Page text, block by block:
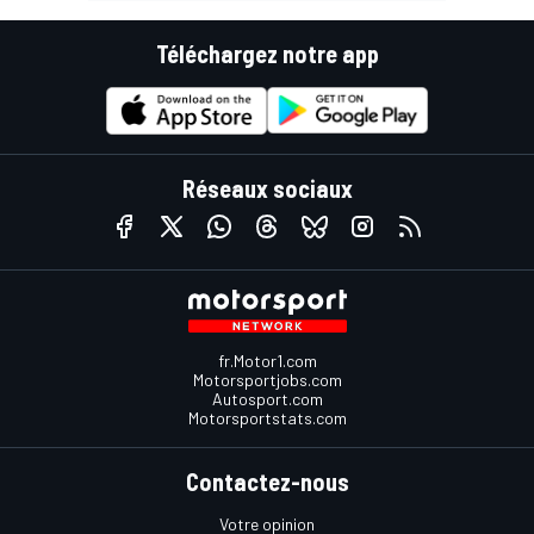
Téléchargez notre app
Réseaux sociaux
fr.Motor1.com
Motorsportjobs.com
Autosport.com
Motorsportstats.com
Contactez-nous
Votre opinion